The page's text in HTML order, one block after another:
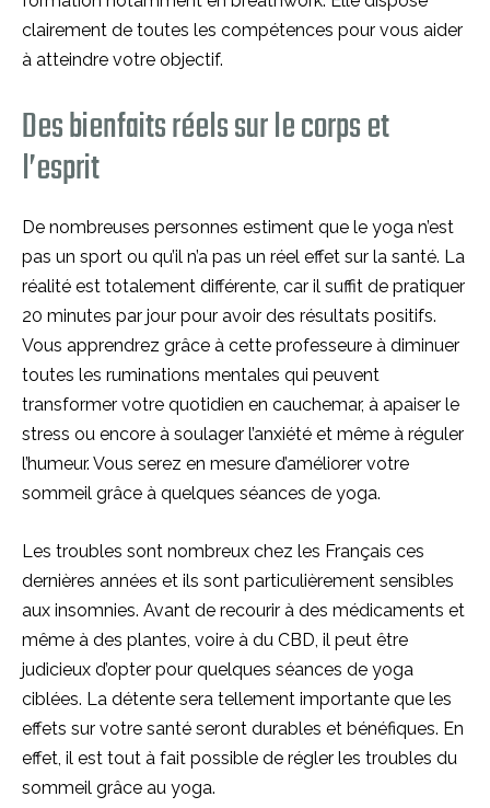
clairement de toutes les compétences pour vous aider
à atteindre votre objectif.
Des bienfaits réels sur le corps et
l’esprit
De nombreuses personnes estiment que le yoga n’est
pas un sport ou qu’il n’a pas un réel effet sur la santé. La
réalité est totalement différente, car il suffit de pratiquer
20 minutes par jour pour avoir des résultats positifs.
Vous apprendrez grâce à cette professeure à diminuer
toutes les ruminations mentales qui peuvent
transformer votre quotidien en cauchemar, à apaiser le
stress ou encore à soulager l’anxiété et même à réguler
l’humeur. Vous serez en mesure d’améliorer votre
sommeil grâce à quelques séances de yoga.
Les troubles sont nombreux chez les Français ces
dernières années et ils sont particulièrement sensibles
aux insomnies. Avant de recourir à des médicaments et
même à des plantes, voire à du CBD, il peut être
judicieux d’opter pour quelques séances de yoga
ciblées. La détente sera tellement importante que les
effets sur votre santé seront durables et bénéfiques. En
effet, il est tout à fait possible de régler les troubles du
sommeil grâce au yoga.